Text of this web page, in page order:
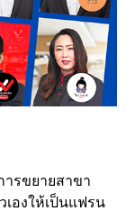
ารขยายสาขา
เองให้เป็นแฟรน